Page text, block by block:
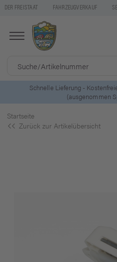
DER FREISTAAT FAHRZEUGVERKAUF
Schnelle Lieferung -
(ausgenommen
Startseite
Zurück zur Artikelübersicht